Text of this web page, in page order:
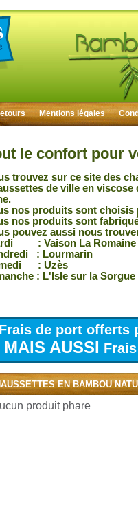
Mentions légales
le confort pour
trouvez sur ce site des
de ville en
nos produits sont choisis
nos produits sont
pouvez aussi nous
: Vaison La Romaine
: Lourmarin
: Uzès
: L'Isle sur la Sorgue
Frais de port offerts
MAIS AUSSI
EN BAMBOU
produit phare